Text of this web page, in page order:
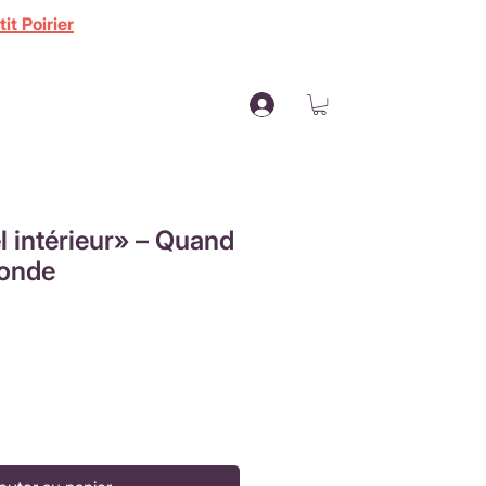
Poirier
intérieur» – Quand